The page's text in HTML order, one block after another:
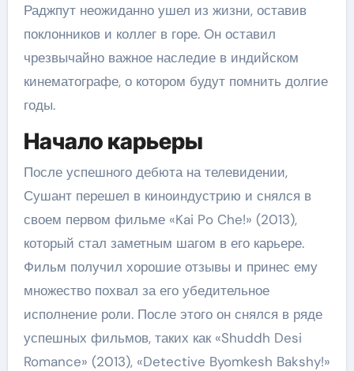
Раджпут неожиданно ушел из жизни, оставив
поклонников и коллег в горе. Он оставил
чрезвычайно важное наследие в индийском
кинематографе, о котором будут помнить долгие
годы.
Начало карьеры
После успешного дебюта на телевидении,
Сушант перешел в киноиндустрию и снялся в
своем первом фильме «Kai Po Che!» (2013),
который стал заметным шагом в его карьере.
Фильм получил хорошие отзывы и принес ему
множество похвал за его убедительное
исполнение роли. После этого он снялся в ряде
успешных фильмов, таких как «Shuddh Desi
Romance» (2013), «Detective Byomkesh Bakshy!»